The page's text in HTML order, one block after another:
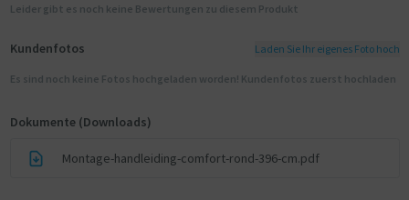
Leider gibt es noch keine Bewertungen zu diesem Produkt
Kundenfotos Laden Sie Ihr eigenes Foto hoch
Es sind noch keine Fotos hochgeladen worden! Kundenfotos zuerst hochladen
Dokumente (Downloads)
Montage-handleiding-comfort-rond-396-cm.pdf